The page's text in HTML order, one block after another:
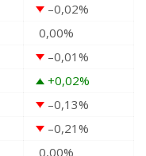
–0,02%
0,00%
–0,01%
+0,02%
–0,13%
–0,21%
0,00%